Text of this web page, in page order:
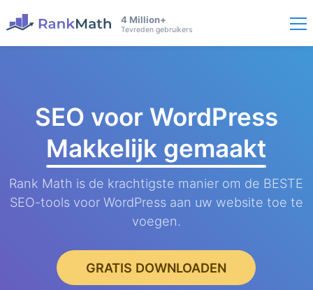
4 Million+
Tevreden gebruikers
SEO voor WordPress
Makkelijk gemaakt
Rank Math is de krachtigste manier om de BESTE
SEO-tools voor WordPress aan uw website toe te
voegen.
GRATIS DOWNLOADEN